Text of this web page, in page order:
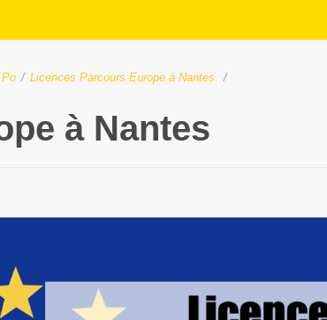
/ Licences Parcours Europe à Nantes. /
à Nantes